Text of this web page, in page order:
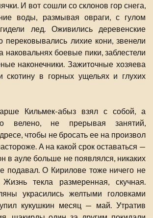
И вот сошли со склонов гор снега,
воды, размывая овраги, с гулом
лед. Оживились деревенские
перековывались лихие кони, звенели
наковальнях боевые пики, заблестели
наконечники. Зажиточные хозяева
скотину в горных ущельях и глухих
Кильмек-абыз взял с собой, а
велено, не прерывая занятий,
чтобы не бросать ее на произвол
А на какой срок оставаться —
в ауле больше не появлялся, никаких
подавал. О Кирилове тоже ничего не
текла размеренная, скучная.
украсились желтыми головками
кукушкин месяц — май. Утратив